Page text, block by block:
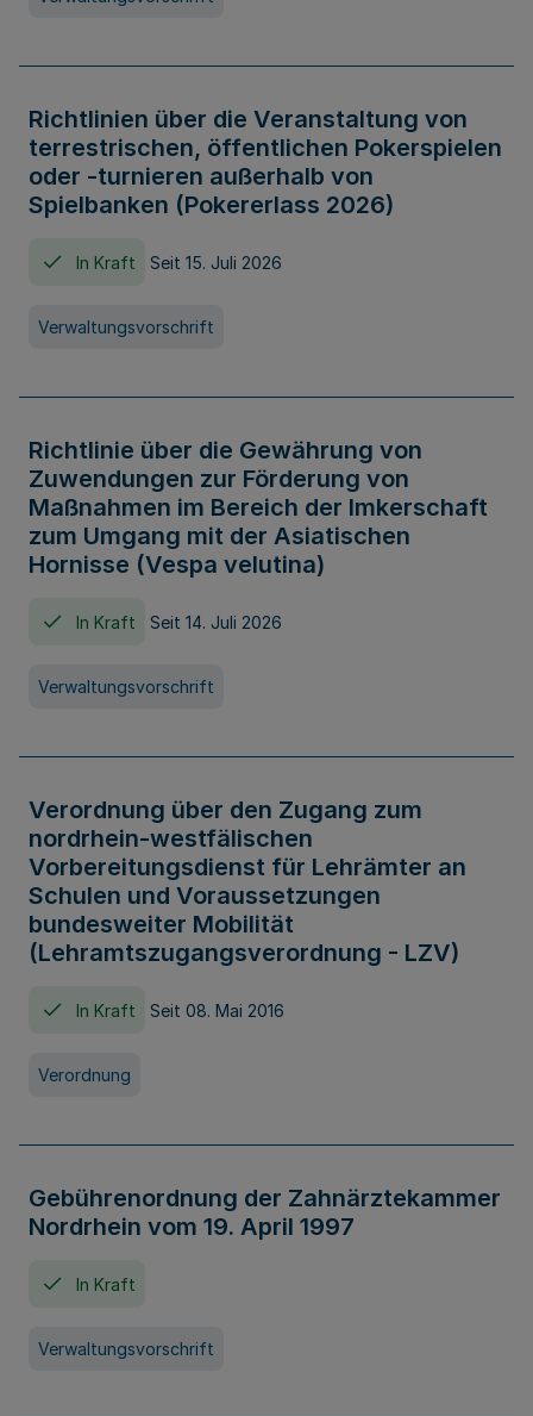
Richtlinien über die Veranstaltung von
terrestrischen, öffentlichen Pokerspielen
oder -turnieren außerhalb von
Spielbanken (Pokererlass 2026)
In Kraft Seit 15. Juli 2026
Verwaltungsvorschrift
Richtlinie über die Gewährung von
Zuwendungen zur Förderung von
Maßnahmen im Bereich der Imkerschaft
zum Umgang mit der Asiatischen
Hornisse (Vespa velutina)
In Kraft Seit 14. Juli 2026
Verwaltungsvorschrift
Verordnung über den Zugang zum
nordrhein-westfälischen
Vorbereitungsdienst für Lehrämter an
Schulen und Voraussetzungen
bundesweiter Mobilität
(Lehramtszugangsverordnung - LZV)
In Kraft Seit 08. Mai 2016
Verordnung
Gebührenordnung der Zahnärztekammer
Nordrhein vom 19. April 1997
In Kraft
Verwaltungsvorschrift